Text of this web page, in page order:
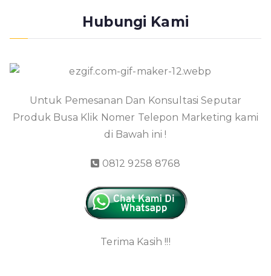
Hubungi Kami
Untuk Pemesanan Dan Konsultasi Seputar
Produk Busa Klik Nomer Telepon Marketing kami
di Bawah ini !
0812 9258 8768
Terima Kasih !!!